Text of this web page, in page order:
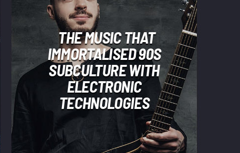
THE MUSIC THAT
IMMORTALISED 90S
SUBCULTURE WITH
ELECTRONIC
TECHNOLOGIES